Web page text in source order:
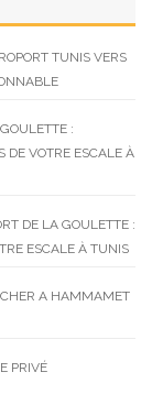
TUNIS VERS
:
DE VOTRE ESCALE À
DE LA GOULETTE :
ESCALE À TUNIS
CHER A HAMMAMET
PRIVÉ